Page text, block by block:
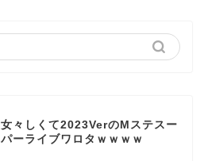
女々しくて2023VerのMステスー
パーライブワロタｗｗｗｗ